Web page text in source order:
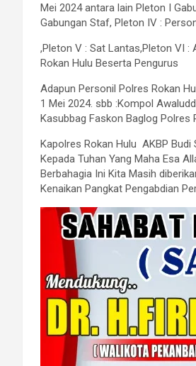
Mei 2024 antara lain Pleton I
Gabungan Staf, Pleton IV :
,Pleton V : Sat Lantas,Pleton VI
Rokan Hulu Beserta Pengurus
Adapun Personil Polres Rokan
1 Mei 2024. sbb :Kompol
Kasubbag Faskon Baglog Polres
Kapolres Rokan Hulu AKBP Budi
Kepada Tuhan Yang Maha Esa
Berbahagia Ini Kita Masih
Kenaikan Pangkat Pengabdian